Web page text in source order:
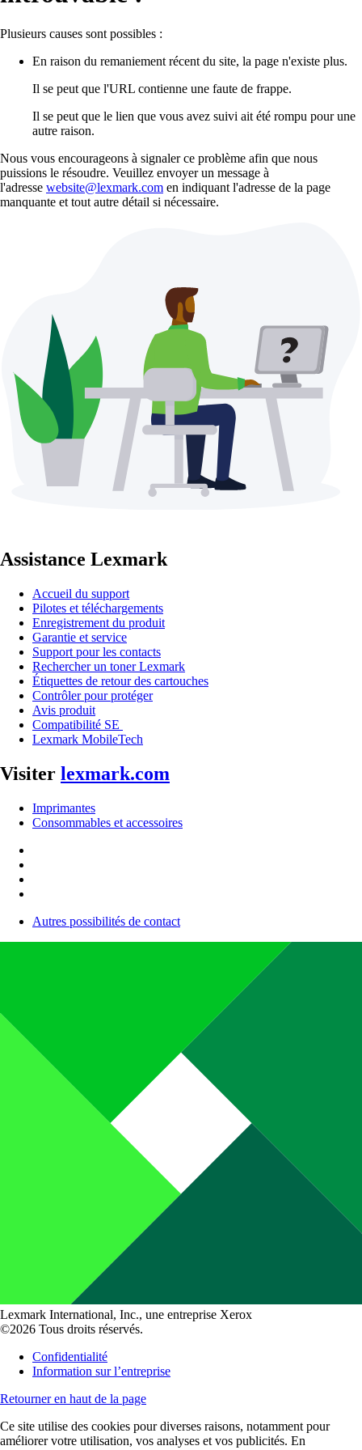
Plusieurs causes sont possibles :
En raison du remaniement récent du site, la page n'existe plus.
Il se peut que l'URL contienne une faute de frappe.
Il se peut que le lien que vous avez suivi ait été rompu pour une
autre raison.
Nous vous encourageons à signaler ce problème afin que nous
puissions le résoudre. Veuillez envoyer un message à
l'adresse website@lexmark.com en indiquant l'adresse de la page
manquante et tout autre détail si nécessaire.
Assistance Lexmark
Accueil du support
Pilotes et téléchargements
Enregistrement du produit
Garantie et service
Support pour les contacts
Rechercher un toner Lexmark
Étiquettes de retour des cartouches
Contrôler pour protéger
Avis produit
Compatibilité SE
Lexmark MobileTech
Visiter lexmark.com
Imprimantes
Consommables et accessoires
Autres possibilités de contact
Lexmark International, Inc., une entreprise Xerox
©2026 Tous droits réservés.
Confidentialité
Information sur l’entreprise
Retourner en haut de la page
Ce site utilise des cookies pour diverses raisons, notamment pour
améliorer votre utilisation, vos analyses et vos publicités. En